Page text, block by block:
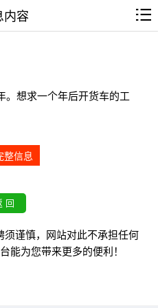
内容
。想求一个年后开货车的工
整信息
谨慎，网站对此不承担任何
能为您带来更多的便利！